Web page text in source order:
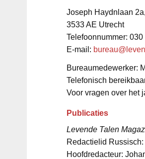
Joseph Haydnlaan 2a,
3533 AE Utrecht
Telefoonnummer:
E-mail:
Bureaumedewerker:
Telefonisch
Voor vragen over het
Publicaties
Levende Talen
Redactielid
Hoofdredacteur: